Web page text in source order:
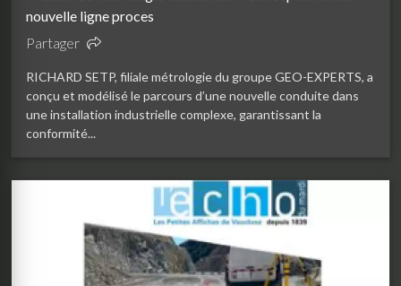
nouvelle ligne proces
Partager
RICHARD SETP, filiale métrologie du groupe GEO-EXPERTS, a
conçu et modélisé le parcours d’une nouvelle conduite dans
une installation industrielle complexe, garantissant la
conformité...